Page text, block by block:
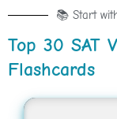
📚 Start
Top 30 SAT
Flashcards